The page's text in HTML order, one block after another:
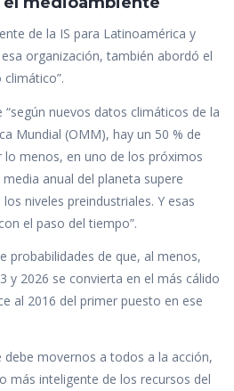
de la IS para Latinoamérica y
organización, también abordó el
nuevos datos climáticos de la
Mundial (OMM), hay un 50 % de
lo menos, en uno de los próximos
anual del planeta supere
niveles preindustriales. Y esas
el paso del tiempo”.
probabilidades de que, al menos,
y 2026 se convierta en el más cálido
al 2016 del primer puesto en ese
debe movernos a todos a la acción,
más inteligente de los recursos del